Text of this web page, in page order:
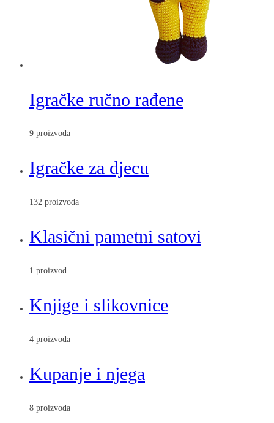
Igračke ručno rađene
9 proizvoda
Igračke za djecu
132 proizvoda
Klasični pametni satovi
1 proizvod
Knjige i slikovnice
4 proizvoda
Kupanje i njega
8 proizvoda